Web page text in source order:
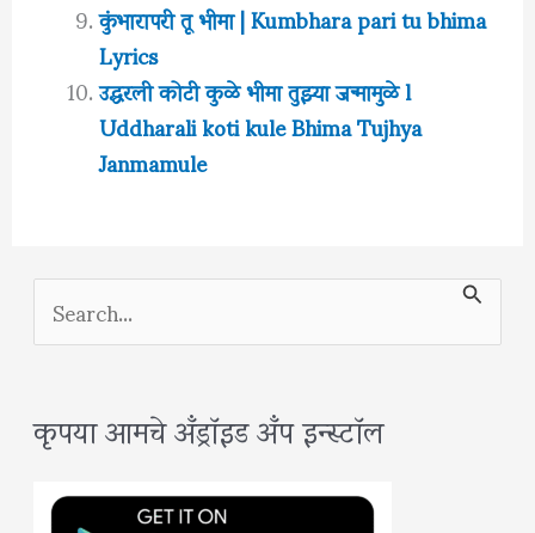
कुंभारापरी तू भीमा | Kumbhara pari tu bhima
Lyrics
उद्धरली कोटी कुळे भीमा तुझ्या जन्मामुळे l
Uddharali koti kule Bhima Tujhya
Janmamule
S
e
r
c
कृपया आमचे अँड्रॉइड अँप इन्स्टॉल